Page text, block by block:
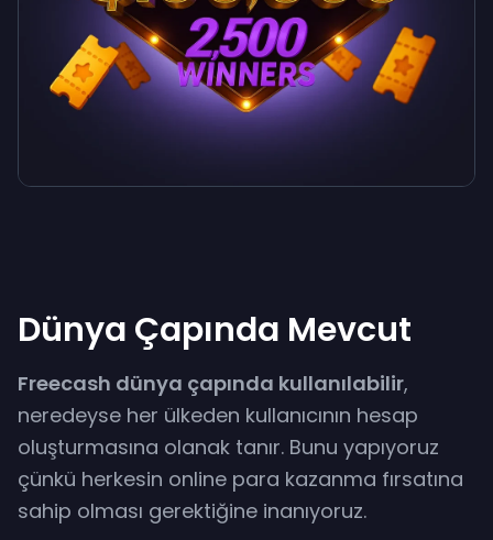
Dünya Çapında Mevcut
Freecash dünya çapında kullanılabilir,
neredeyse her ülkeden kullanıcının hesap
oluşturmasına olanak tanır. Bunu yapıyoruz
çünkü herkesin online para kazanma fırsatına
sahip olması gerektiğine inanıyoruz.